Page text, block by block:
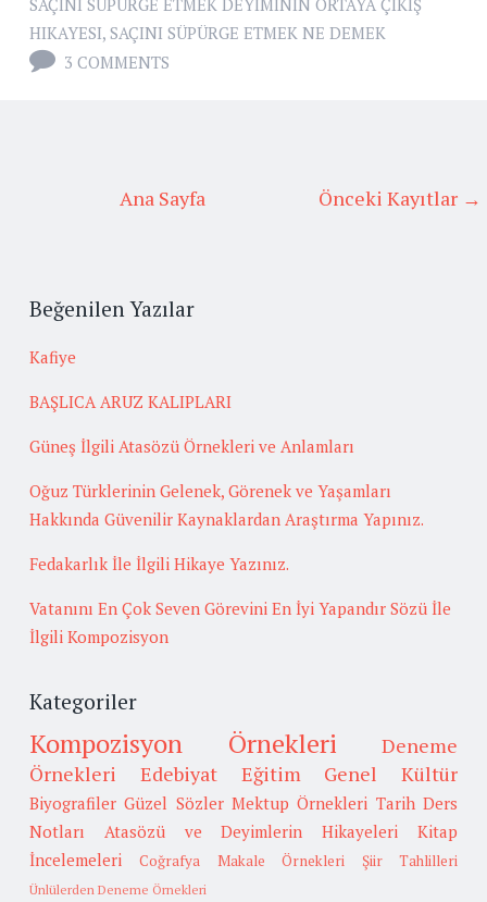
SAÇINI SÜPÜRGE ETMEK DEYIMININ ORTAYA ÇIKIŞ
HIKAYESI, SAÇINI SÜPÜRGE ETMEK NE DEMEK
3 COMMENTS
Önceki Kayıtlar →
Ana Sayfa
Beğenilen Yazılar
Kafiye
BAŞLICA ARUZ KALIPLARI
Güneş İlgili Atasözü Örnekleri ve Anlamları
Oğuz Türklerinin Gelenek, Görenek ve Yaşamları
Hakkında Güvenilir Kaynaklardan Araştırma Yapınız.
Fedakarlık İle İlgili Hikaye Yazınız.
Vatanını En Çok Seven Görevini En İyi Yapandır Sözü İle
İlgili Kompozisyon
Kategoriler
Kompozisyon Örnekleri
Deneme
Örnekleri
Edebiyat Eğitim Genel Kültür
Biyografiler Güzel Sözler Mektup Örnekleri Tarih Ders
Notları
Atasözü ve Deyimlerin Hikayeleri
Kitap
İncelemeleri
Coğrafya Makale Örnekleri Şiir Tahlilleri
Ünlülerden Deneme Örnekleri